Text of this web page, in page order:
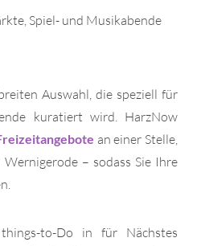
Spiel- und Musikabende
Auswahl, die speziell für
kuratiert wird. HarzNow
an einer Stelle,
– sodass Sie Ihre
to-Do in für Nächstes